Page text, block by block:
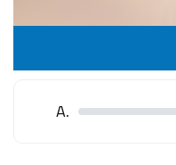
.A